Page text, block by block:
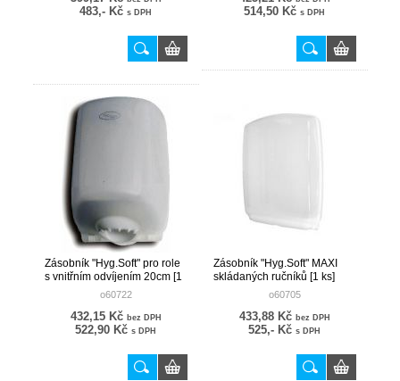
483,- Kč s DPH 514,50 Kč s DPH
Zásobník "Hyg.Soft" pro role
s vnitřním odvíjením 20cm [1
o60722
432,15 Kč bez DPH
522,90 Kč s DPH
Zásobník "Hyg.Soft" MAXI
skládaných ručníků [1 ks]
o60705
433,88 Kč bez DPH
525,- Kč s DPH